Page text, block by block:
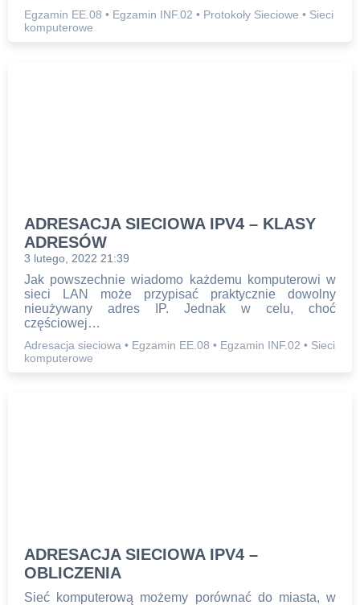
GŁÓWNA
Egzamin EE.08 • Egzamin INF.02 • Protokoły Sieciowe • Sieci
komputerowe
ADRESACJA SIECIOWA IPV4 – KLASY
ADRESÓW
3 lutego, 2022 21:39
Jak powszechnie wiadomo każdemu komputerowi w
sieci LAN może przypisać praktycznie dowolny
nieużywany adres IP. Jednak w celu, choć
częściowej…
Adresacja sieciowa • Egzamin EE.08 • Egzamin INF.02 • Sieci
komputerowe
ADRESACJA SIECIOWA IPV4 –
OBLICZENIA
Sieć komputerową możemy porównać do miasta, w